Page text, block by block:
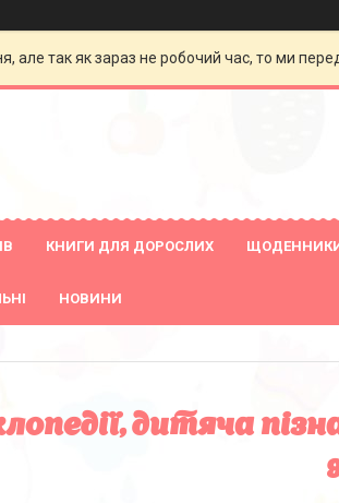
але так як зараз не робочий час, то ми
КНИГИ ДЛЯ ДОРОСЛИХ
НОВИНИ
дитяча